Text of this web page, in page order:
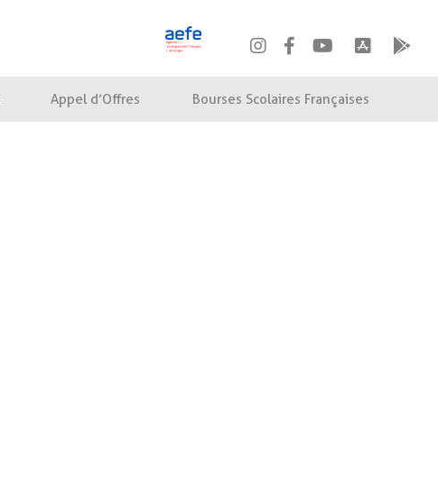
Appel d’Offres Bourses Scolaires Françaises